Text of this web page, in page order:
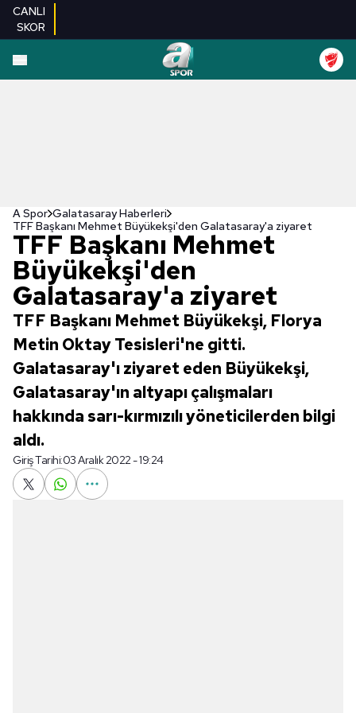
CANLI
SKOR
A Spor Galatasaray Haberleri
TFF Başkanı Mehmet Büyükekşi'den Galatasaray'a ziyaret
TFF Başkanı Mehmet
Büyükekşi'den
Galatasaray'a ziyaret
TFF Başkanı Mehmet Büyükekşi, Florya
Metin Oktay Tesisleri'ne gitti.
Galatasaray'ı ziyaret eden Büyükekşi,
Galatasaray'ın altyapı çalışmaları
hakkında sarı-kırmızılı yöneticilerden bilgi
aldı.
Giriş Tarihi:03 Aralık 2022 - 19:24